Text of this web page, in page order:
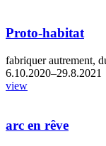
Proto-habitat
fabriquer autrement,
6.10.2020–29.8.2021
view
arc en rêve